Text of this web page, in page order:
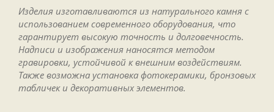
Изделия изготавливаются из натурального камня с
использованием современного оборудования, что
гарантирует высокую точность и долговечность.
Надписи и изображения наносятся методом
гравировки, устойчивой к внешним воздействиям.
Также возможна установка фотокерамики, бронзовых
табличек и декоративных элементов.